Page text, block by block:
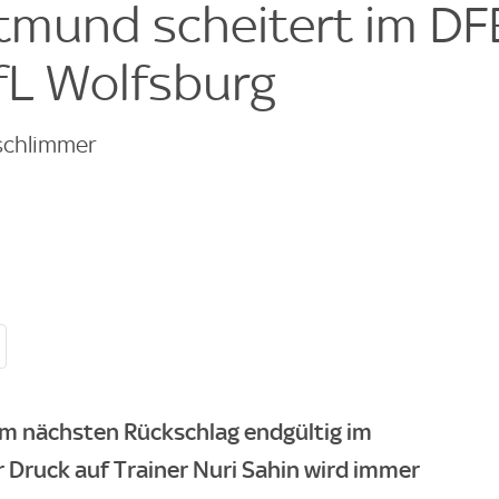
scheitert im
Wolfsburg
nächsten Rückschlag endgültig im
auf Trainer Nuri Sahin wird immer